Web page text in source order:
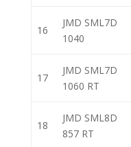
16
JMD SML7D
1040
17
JMD SML7D
1060 RT
18
JMD SML8D
857 RT